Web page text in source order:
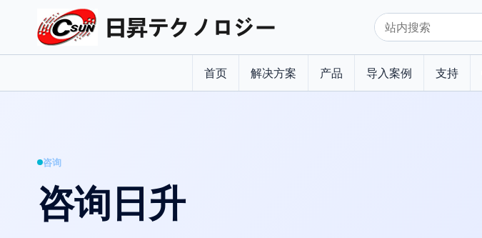
首页 解决方案 产品 导入案例 支持
咨询
咨询日升